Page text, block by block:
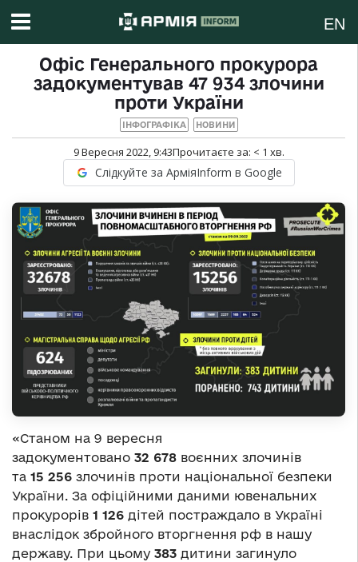
EN
Офіс Генерального прокурора
задокументував 47 934 злочини
проти України
ІНФОГРАФІКА НОВИНИ
9 Вересня 2022, 9:43Прочитаєте за: < 1 хв.
Слідкуйте за АрміяInform в Google
«Станом на 9 вересня
задокументовано 32 678 воєнних злочинів
та 15 256 злочинів проти національної безпеки
України. За офіційними даними ювенальних
прокурорів 1 126 дітей постраждало в Україні
внаслідок збройного вторгнення рф в нашу
державу. При цьому 383 дитини загинуло